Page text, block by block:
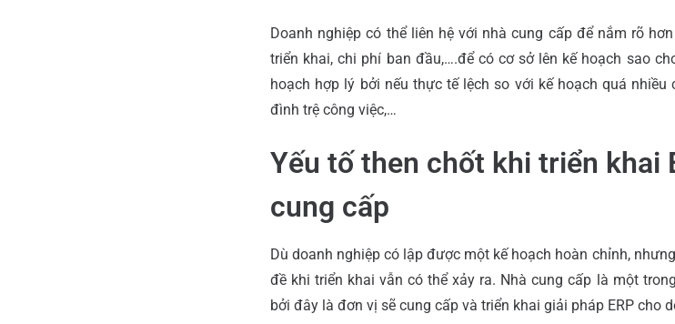
Doanh nghiệp có thể liên hệ với nhà cung cấp để nắm rõ
triển khai, chi phí ban đầu,….để có cơ sở lên kế hoạch sao
hoạch hợp lý bởi nếu thực tế lệch so với kế hoạch quá
đình trệ công việc,…
Yếu tố then chốt khi triển khai
cung cấp
Dù doanh nghiệp có lập được một kế hoạch hoàn chỉnh,
đề khi triển khai vẫn có thể xảy ra. Nhà cung cấp là một
bởi đây là đơn vị sẽ cung cấp và triển khai giải pháp ERP cho